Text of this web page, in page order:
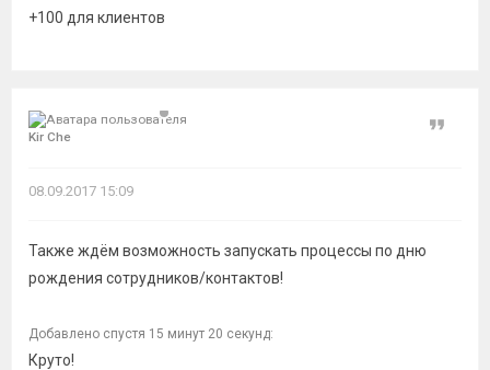
+100 для клиентов
Kir Che
Цитата
08.09.2017 15:09
Также ждём возможность запускать процессы по дню
рождения сотрудников/контактов!
Добавлено спустя 15 минут 20 секунд:
Круто!